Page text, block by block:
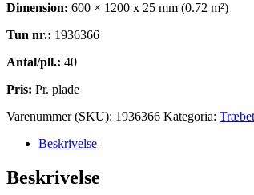
Dimension: 600 × 1200 x 25 mm (0.72 m²)
Tun nr.: 1936366
Antal/pll.: 40
Pris: Pr. plade
Varenummer (SKU): 1936366 Kategoria:
Beskrivelse
Beskrivelse